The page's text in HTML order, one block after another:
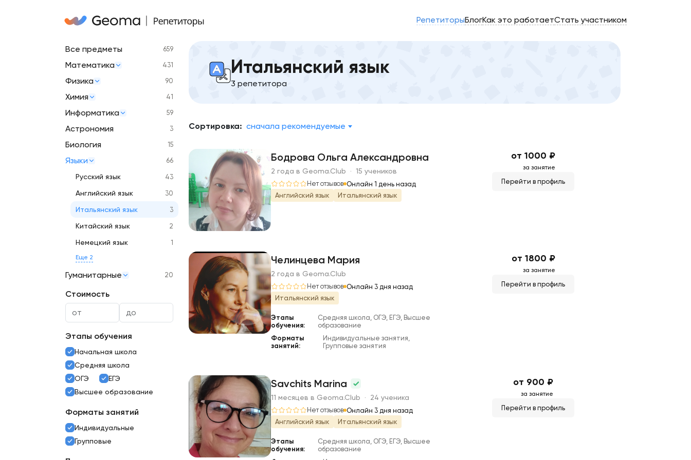
РепетиторыБлогКак это работаетСтать участником
Все предметы 659
Математика 431
Физика 90
Химия 41
Информатика 59
Астрономия 3
Биология 15
Языки 66
Русский язык 43
Английский язык 30
Итальянский язык 3
Китайский язык 2
Немецкий язык 1
Еще 2
Гуманитарные 20
Стоимость
Этапы обучения
Начальная школа
Средняя школа
ОГЭ
ЕГЭ
Высшее образование
Форматы занятий
Индивидуальные
Групповые
Итальянский язык
3 репетитора
Сортировка: сначала рекомендуемые
Б
Бодрова Ольга Александровна
2 года в Geoma.Club · 15 учеников
Нет отзывов Онлайн 1 день назад
Английский язык
Итальянский язык
от 1000 ₽
за занятие
Перейти в профиль
Ч
Челинцева Мария
2 года в Geoma.Club
Нет отзывов Онлайн 3 дня назад
Итальянский язык
Этапы
обучения:
Средняя школа, ОГЭ, ЕГЭ, Высшее
образование
Форматы
занятий:
Индивидуальные занятия,
Групповые занятия
от 1800 ₽
за занятие
Перейти в профиль
S
Savchits Marina
11 месяцев в Geoma.Club · 24 ученика
Нет отзывов Онлайн 3 дня назад
Английский язык
Итальянский язык
Этапы
обучения:
Средняя школа, ОГЭ, ЕГЭ, Высшее
образование
от 900 ₽
за занятие
Перейти в профиль